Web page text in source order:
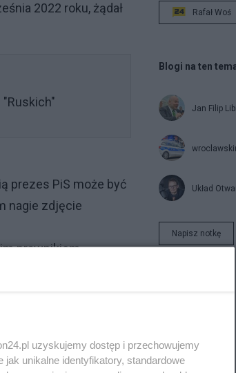
2022 roku, żądał
prezes PiS może być
nagie zdjęcie
prawnikiem –
na Zrzutka.pl, gdzie
Nie kwestionuje
aby stał
Rafał Woś
Blogi na ten
Jan Filip
Układ
Napisz notkę
uzyskujemy dostęp i przechowujemy
unikalne identyfikatory, standardowe